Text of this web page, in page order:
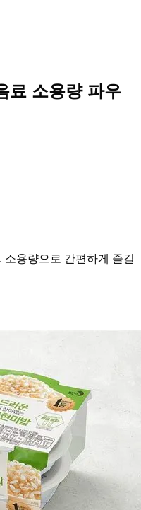
료 소용량 파우
용량으로 간편하게 즐길